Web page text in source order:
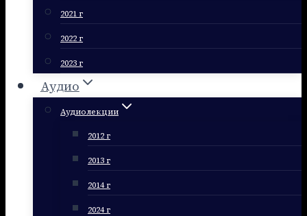
2021 г
2022 г
2023 г
Аудио
Аудиолекции
2012 г
2013 г
2014 г
2024 г